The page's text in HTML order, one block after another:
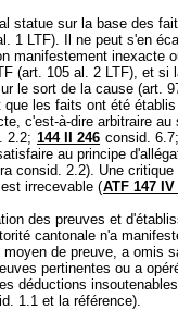
statue sur la base des
1 LTF). Il ne peut s'en
manifestement inexacte
(art. 105 al. 2 LTF), et si
le sort de la cause (art.
que les faits ont été
c'est-à-dire arbitraire au
2.2; 144 II 246 consid. 6.7;
au principe
consid. 2.2). Une
irrecevable (ATF 147 IV
des preuves et
cantonale n'a
de preuve, a omis
pertinentes ou a
déductions
1.1 et la référence).